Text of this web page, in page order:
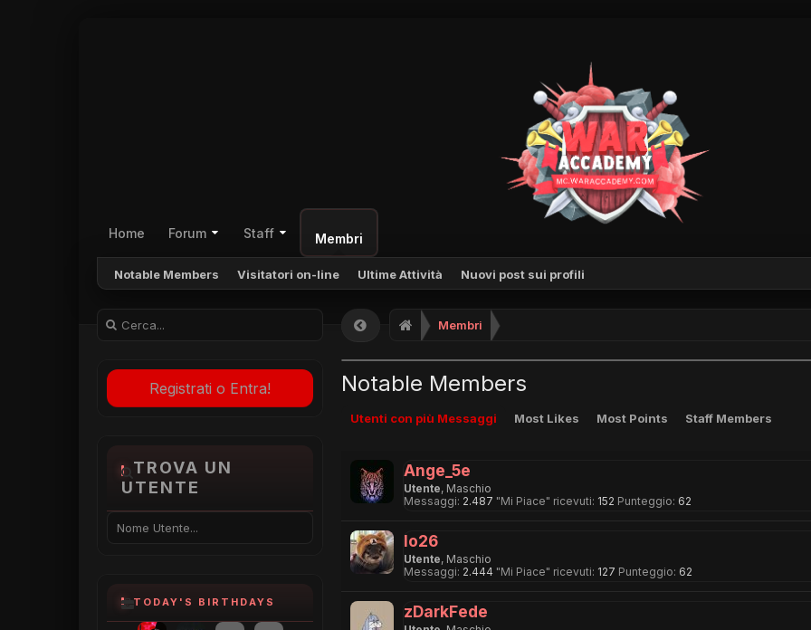
Home Forum Staff Membri
Notable Members Visitatori on-line Ultime Attività Nuovi post sui profili
Membri
Notable Members
Utenti con più Messaggi Most Likes Most Points Staff Members
Ange_5e
Utente, Maschio
Messaggi: 2.487 "Mi Piace" ricevuti: 152 Punteggio: 62
lo26
Utente, Maschio
Messaggi: 2.444 "Mi Piace" ricevuti: 127 Punteggio: 62
zDarkFede
Registrati o Entra!
TROVA UN
UTENTE
TODAY'S BIRTHDAYS